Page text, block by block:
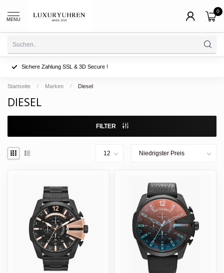
MENU
0
Sichere Zahlung SSL & 3D Secure !
Startseite / Marken / Diesel
DIESEL
FILTER